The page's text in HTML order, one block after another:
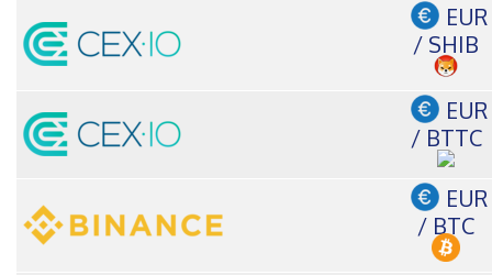
EUR
/ SHIB
EUR
/ BTTC
EUR
/ BTC